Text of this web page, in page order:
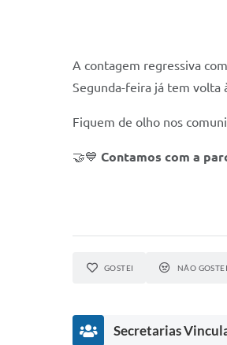
A contagem regressiva
Segunda-feira já tem volta
Fiquem de olho nos
🤝💙 Contamos com a
GOSTEI NÃO GOSTEI
Secretarias